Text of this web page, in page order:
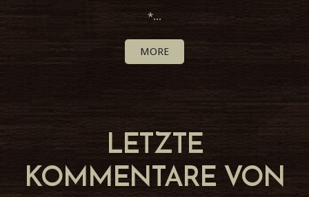
*...
MORE
LETZTE
KOMMENTARE VON